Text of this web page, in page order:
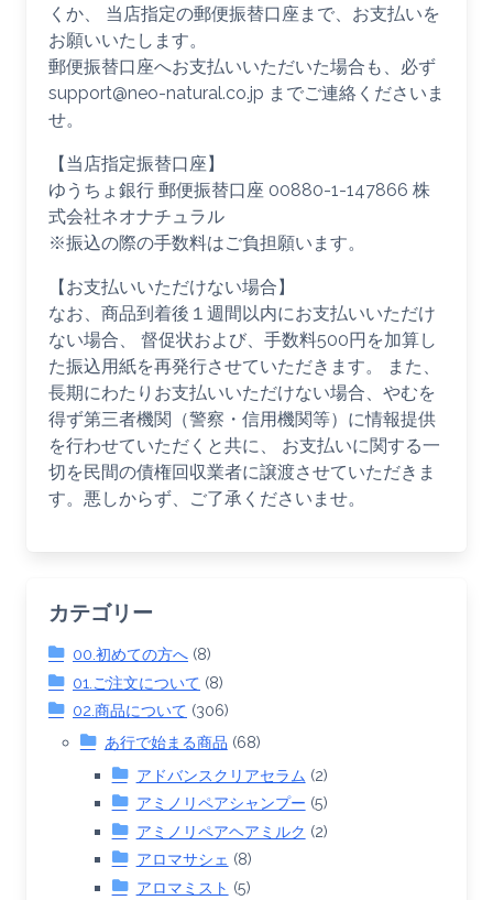
カテゴリー
00.初めての方へ (8)
01.ご注文について (8)
02.商品について (306)
あ行で始まる商品 (68)
アドバンスクリアセラム (2)
アミノリペアシャンプー (5)
アミノリペアヘアミルク (2)
アロマサシェ (8)
アロマミスト (5)
くか、 当店指定の郵便振替口座まで、お支払いを
お願いいたします。
郵便振替口座へお支払いいただいた場合も、必ず
support@neo-natural.co.jp までご連絡くださいま
せ。
【当店指定振替口座】
ゆうちょ銀行 郵便振替口座 00880-1-147866 株
式会社ネオナチュラル
※振込の際の手数料はご負担願います。
【お支払いいただけない場合】
なお、商品到着後１週間以内にお支払いいただけ
ない場合、 督促状および、手数料500円を加算し
た振込用紙を再発行させていただきます。 また、
長期にわたりお支払いいただけない場合、やむを
得ず第三者機関（警察・信用機関等）に情報提供
を行わせていただくと共に、 お支払いに関する一
切を民間の債権回収業者に譲渡させていただきま
す。悪しからず、ご了承くださいませ。